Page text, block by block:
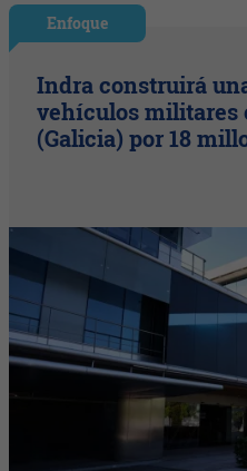
Enfoque
Indra construirá
vehículos militares
(Galicia) por 18